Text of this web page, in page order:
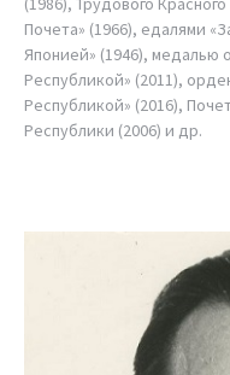
Почета» (1966), едалями
Японией» (1946), медалью
Республикой» (2011),
Республикой» (2016),
Республики (2006) и др.